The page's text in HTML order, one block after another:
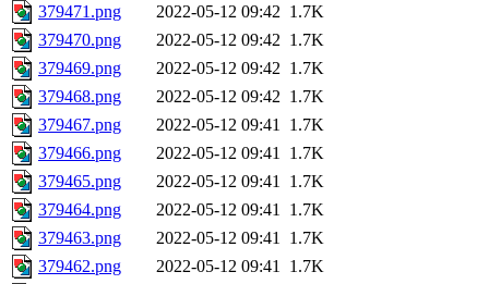
379471.png
2022-05-12 09:42 1.7K
379470.png
2022-05-12 09:42 1.7K
379469.png
2022-05-12 09:42 1.7K
379468.png
2022-05-12 09:42 1.7K
379467.png
2022-05-12 09:41 1.7K
379466.png
2022-05-12 09:41 1.7K
379465.png
2022-05-12 09:41 1.7K
379464.png
2022-05-12 09:41 1.7K
379463.png
2022-05-12 09:41 1.7K
379462.png
2022-05-12 09:41 1.7K